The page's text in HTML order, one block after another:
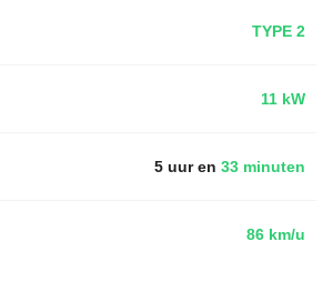
TYPE 2
11 kW
5 uur en 33 minuten
86 km/u